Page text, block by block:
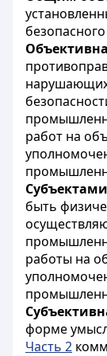
работ на
Субъектами
быть
работы на
форме
Часть 2